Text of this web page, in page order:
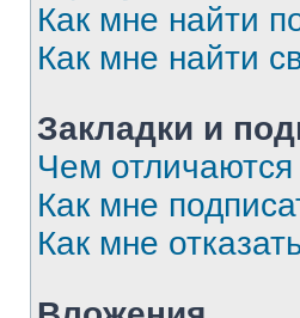
Как мне найти
Как мне найти
Закладки и
Чем отличаются
Как мне
Как мне